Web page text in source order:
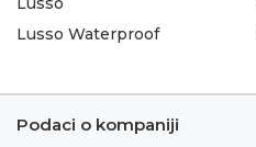
Lusso Waterproof
Podaci o kompaniji